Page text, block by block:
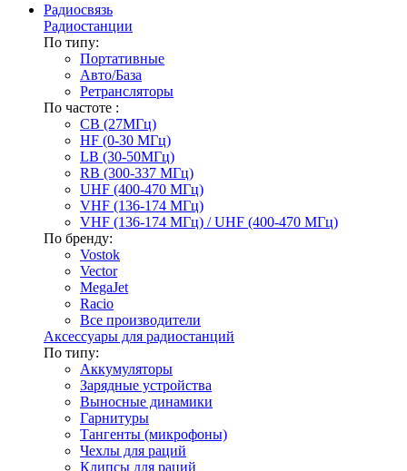
Радиосвязь
Радиостанции
По типу:
Портативные
Авто/База
Ретрансляторы
По частоте :
CB (27МГц)
HF (0-30 МГц)
LB (30-50МГц)
RB (300-337 МГц)
UHF (400-470 МГц)
VHF (136-174 МГц)
VHF (136-174 МГц) / UHF (400-470 МГц)
По бренду:
Vostok
Vector
MegaJet
Racio
Все производители
Аксессуары для радиостанций
По типу:
Аккумуляторы
Зарядные устройства
Выносные динамики
Гарнитуры
Тангенты (микрофоны)
Чехлы для раций
Клипсы для раций